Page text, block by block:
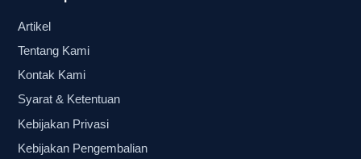
Alasan balon tepuk satuan lebih
fleksibel dibanding pembelian partai
Fleksibilitas adalah nilai utama dari balon tepuk
satuan. Pembeli bisa menyesuaikan jumlah
Artikel
Tentang Kami
Kontak Kami
Syarat & Ketentuan
Kebijakan Privasi
Kebijakan Pengembalian